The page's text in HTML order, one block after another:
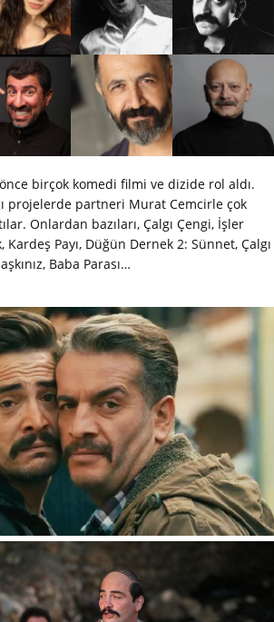
birçok komedi filmi ve dizide rol aldı.
projelerde partneri Murat Cemcirle çok
Onlardan bazıları, Çalgı Çengi, İşler
Payı, Düğün Dernek 2: Sünnet, Çalgı
Baba Parası…